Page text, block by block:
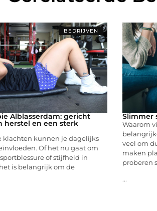
BEDRIJVEN
Alblasserdam: gericht
herstel en een sterk
klachten kunnen je dagelijks
Of het nu gaat om
of stijfheid in
is belangrijk om de
Slimmer
Waarom
veel om
maken
proberen
...